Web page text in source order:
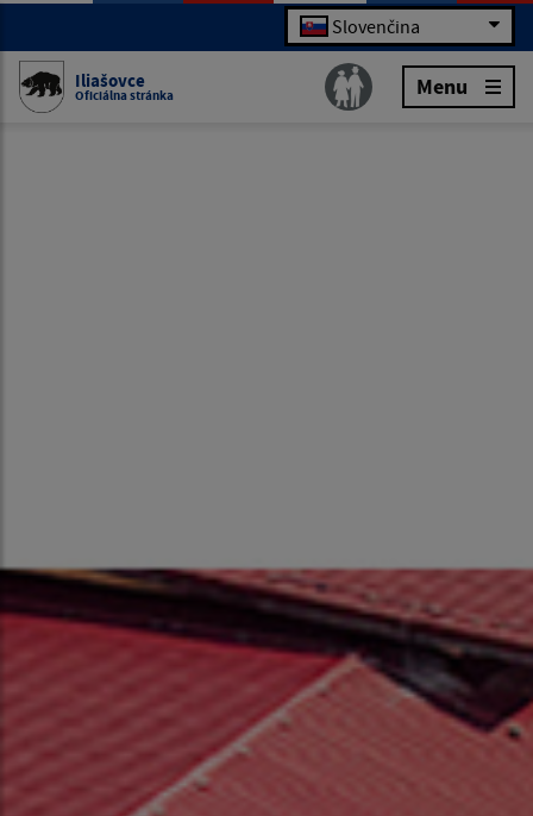
Slovenčina
Iliašovce
Oficiálna stránka Menu